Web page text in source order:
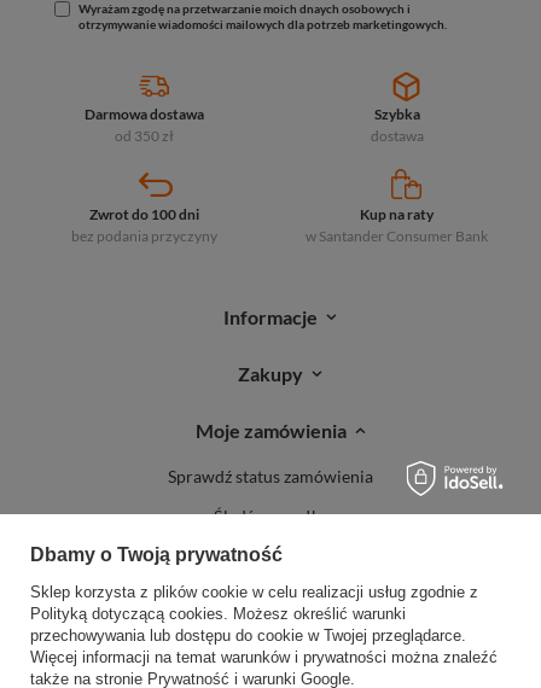
Wyrażam zgodę na przetwarzanie moich dnaych osobowych i
otrzymywanie wiadomości mailowych dla potrzeb marketingowych.
Darmowa dostawa
od 350 zł
Szybka
dostawa
Zwrot do 100 dni
bez podania przyczyny
Kup na raty
w Santander Consumer Bank
Informacje
Zakupy
Moje zamówienia
Sprawdź status zamówienia
Śledź przesyłkę
Reklamacje
Zwroty
Dbamy o Twoją prywatność
Sklep korzysta z plików cookie w celu realizacji usług zgodnie z
Polityką dotyczącą cookies. Możesz określić warunki
przechowywania lub dostępu do cookie w Twojej przeglądarce.
Więcej informacji na temat warunków i prywatności można znaleźć
także na stronie Prywatność i warunki Google.